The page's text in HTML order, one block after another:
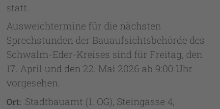
statt.
Ausweichtermine für die nächsten
Sprechstunden der Bauaufsichtsbehörde des
Schwalm-Eder-Kreises sind für Freitag, den
17. April und den 22. Mai 2026 ab 9:00 Uhr
vorgesehen.
Ort: Stadtbauamt (1. OG), Steingasse 4,